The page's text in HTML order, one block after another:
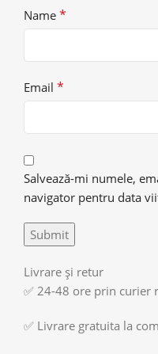
Name *
Email *
Salvează-mi numele,
navigator pentru data
Livrare și retur
✅ 24-48 ore prin curier
✅ Livrare gratuita la